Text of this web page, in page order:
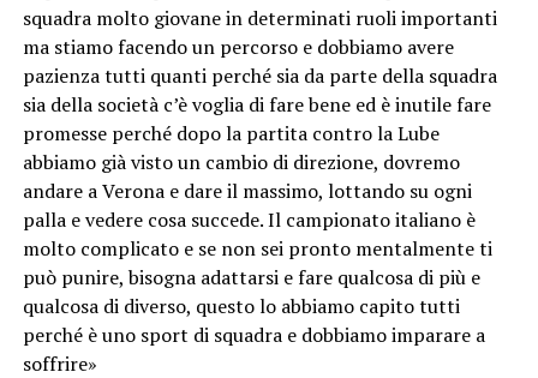
squadra molto giovane in determinati ruoli importanti
ma stiamo facendo un percorso e dobbiamo avere
pazienza tutti quanti perché sia da parte della squadra
sia della società c’è voglia di fare bene ed è inutile fare
promesse perché dopo la partita contro la Lube
abbiamo già visto un cambio di direzione, dovremo
andare a Verona e dare il massimo, lottando su ogni
palla e vedere cosa succede. Il campionato italiano è
molto complicato e se non sei pronto mentalmente ti
può punire, bisogna adattarsi e fare qualcosa di più e
qualcosa di diverso, questo lo abbiamo capito tutti
perché è uno sport di squadra e dobbiamo imparare a
soffrire»